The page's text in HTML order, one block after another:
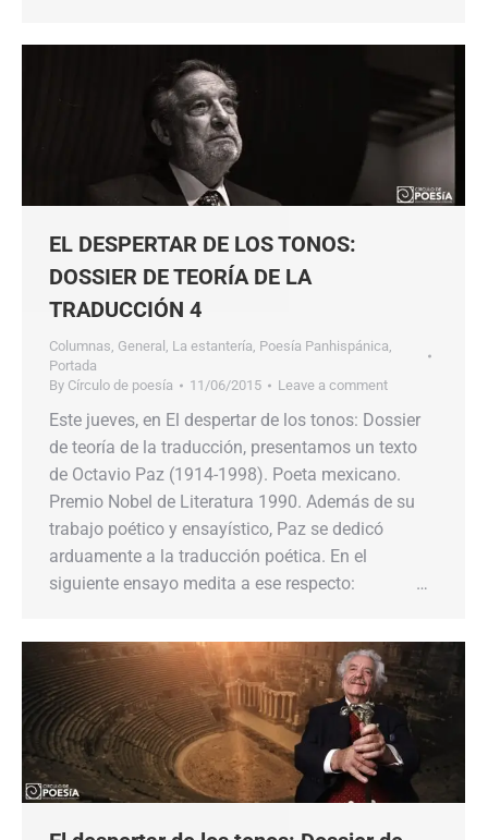
EL DESPERTAR DE LOS TONOS:
DOSSIER DE TEORÍA DE LA
TRADUCCIÓN 4
Columnas, General , La estantería, Poesía Panhispánica,
Portada
By Círculo de poesía 11/06/2015 Leave a comment
Este jueves, en El despertar de los tonos: Dossier
de teoría de la traducción, presentamos un texto
de Octavio Paz (1914-1998). Poeta mexicano.
Premio Nobel de Literatura 1990. Además de su
trabajo poético y ensayístico, Paz se dedicó
arduamente a la traducción poética. En el
siguiente ensayo medita a ese respecto: …